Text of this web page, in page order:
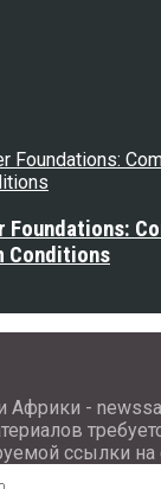
Foundations:
Conditions
-
ссылки на